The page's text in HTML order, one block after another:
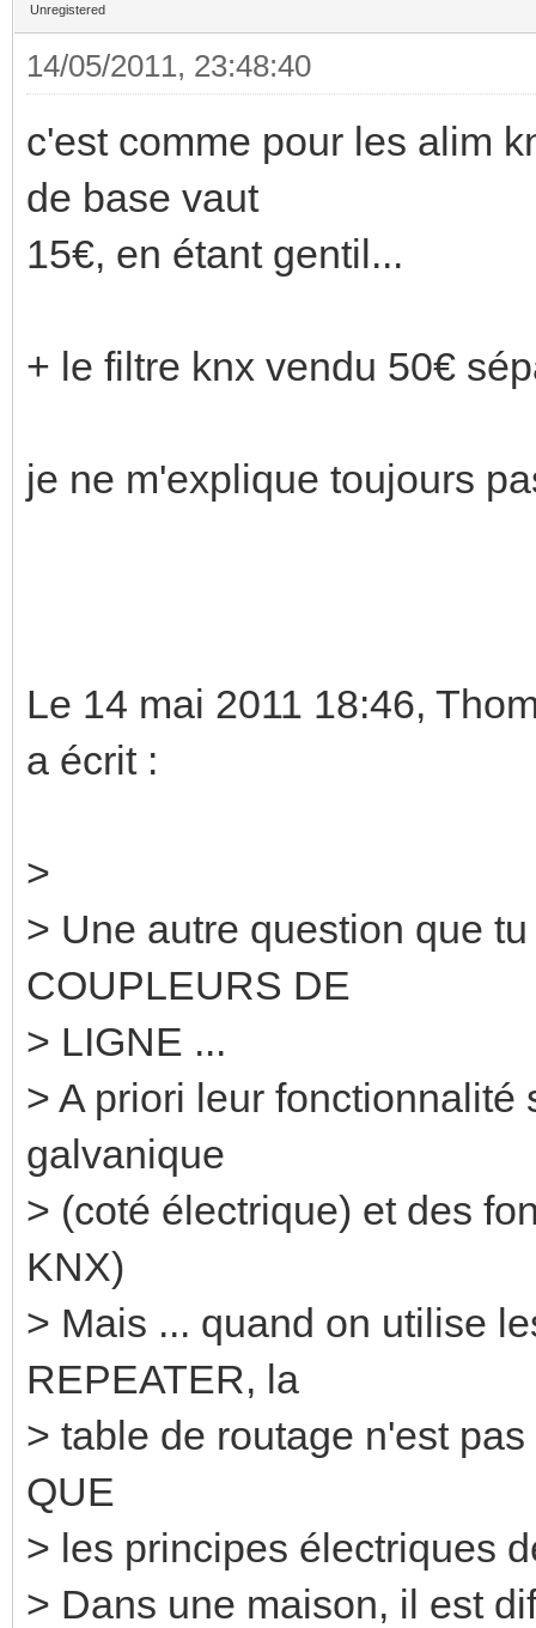
Unregistered
14/05/2011, 23:48:40
c'est comme pour les alim
de base vaut
15€, en étant gentil...
+ le filtre knx vendu 50€
je ne m'explique toujours
Le 14 mai 2011 18:46,
a écrit :
>
> Une autre question que
COUPLEURS DE
> LIGNE ...
> A priori leur
galvanique
> (coté électrique) et des
KNX)
> Mais ... quand on utilise
REPEATER, la
> table de routage n'est
QUE
> les principes électriques
> Dans une maison, il est